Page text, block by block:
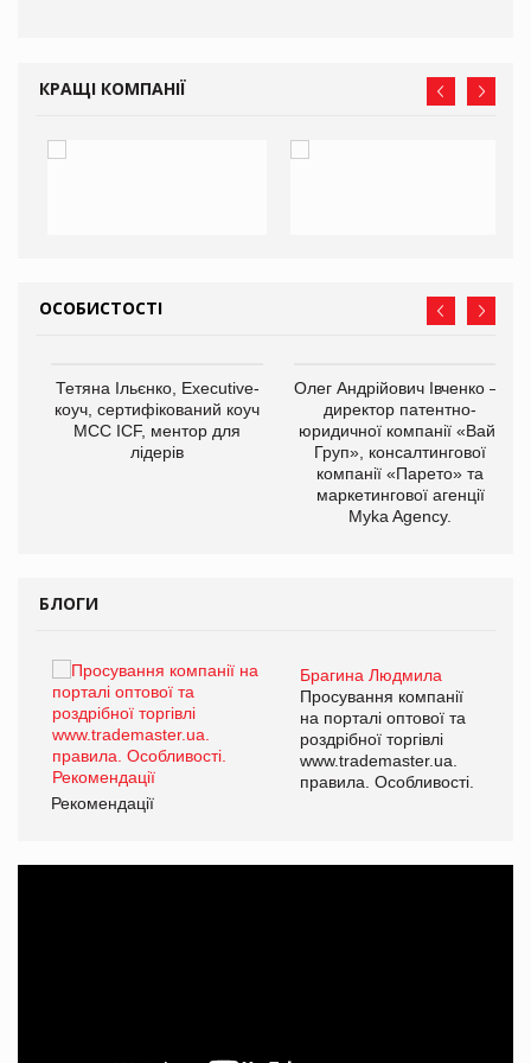
КРАЩІ КОМПАНІЇ
ОСОБИСТОСТІ
Тетяна Ільєнко, Executive-
коуч, сертифікований коуч
МСС ICF, ментор для
лідерів
Олег Андрійович Івченко —
директор патентно-
юридичної компанії «Вайз
Груп», консалтингової
компанії «Парето» та
маркетингової агенції
Myka Agency.
БЛОГИ
Брагина Людмила
Просування компанії
на порталі оптової та
роздрібної торгівлі
www.trademaster.ua.
правила. Особливості.
Рекомендації